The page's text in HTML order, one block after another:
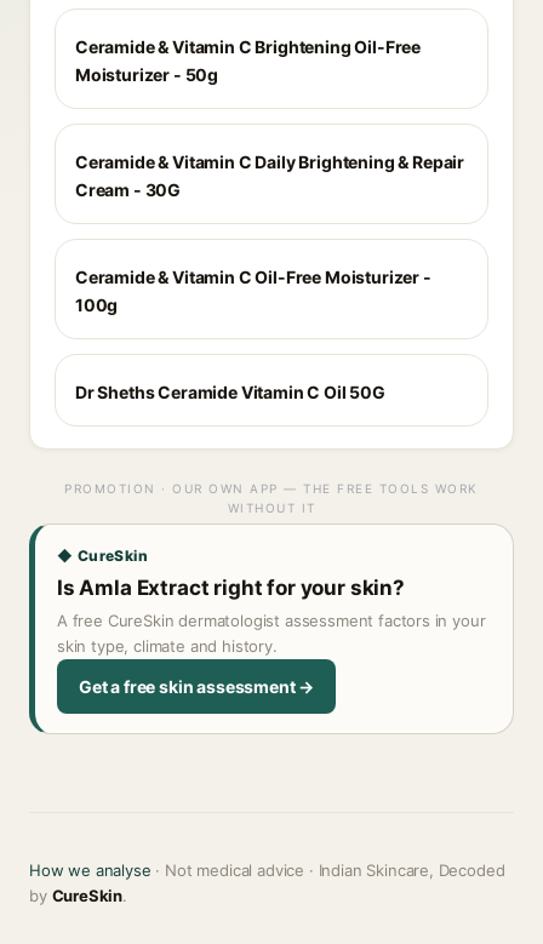
Ceramide & Vitamin C Brightening Oil-Free
Moisturizer - 50g
Ceramide & Vitamin C Daily Brightening & Repair
Cream - 30G
Ceramide & Vitamin C Oil-Free Moisturizer -
100g
Dr Sheths Ceramide Vitamin C Oil 50G
PROMOTION · OUR OWN APP — THE FREE TOOLS WORK
WITHOUT IT
◆ CureSkin
Is Amla Extract right for your skin?
A free CureSkin dermatologist assessment factors in your
skin type, climate and history.
Get a free skin assessment →
How we analyse · Not medical advice · Indian Skincare, Decoded
by CureSkin.